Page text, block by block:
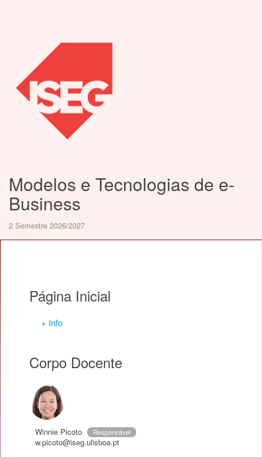
Modelos e Tecnologias de e-
Business
2 Semestre 2026/2027
Página Inicial
+ Info
Corpo Docente
Winnie Picoto Responsável
w.picoto@iseg.ulisboa.pt